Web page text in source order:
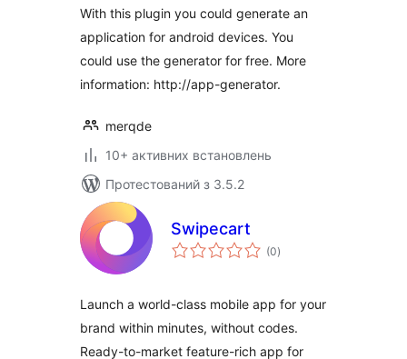
With this plugin you could generate an
application for android devices. You
could use the generator for free. More
information: http://app-generator.
merqde
10+ активних встановлень
Протестований з 3.5.2
Swipecart
(0загальний
рейтинг
)
Launch a world-class mobile app for your
brand within minutes, without codes.
Ready-to-market feature-rich app for